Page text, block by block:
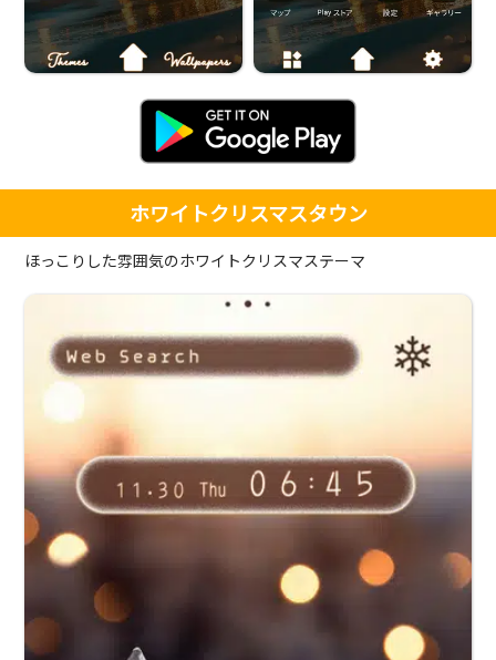
ホワイトクリスマスタウン
ほっこりした雰囲気のホワイトクリスマステーマ